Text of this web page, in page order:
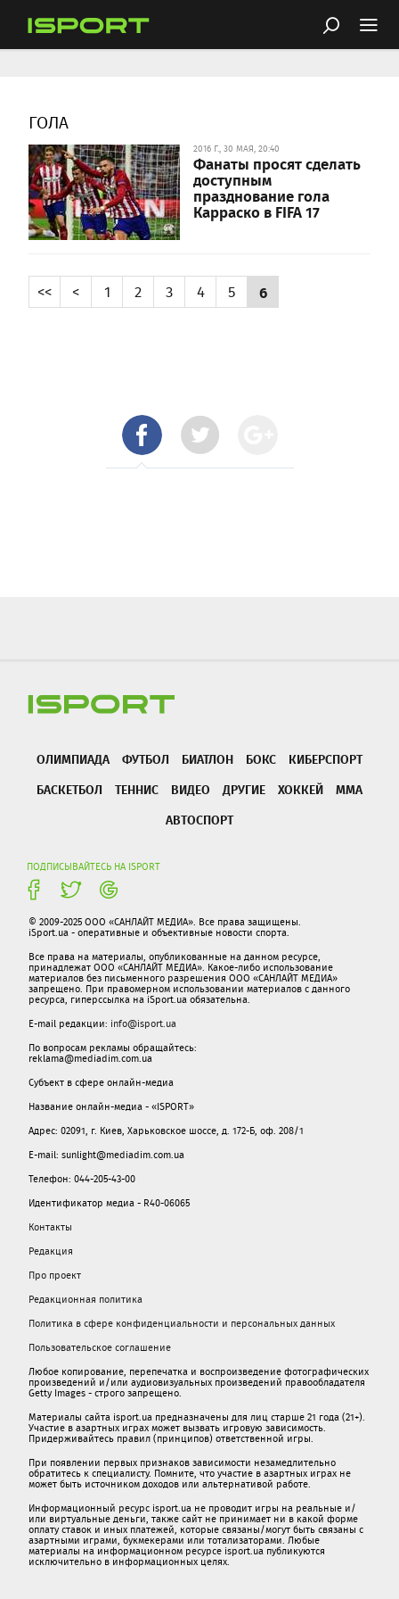
ГОЛА
2016 Г., 30 МАЯ, 20:40
Фанаты просят сделать
доступным
празднование гола
Карраско в FIFA 17
<< < 1 2 3 4 5 6
ОЛИМПИАДА ФУТБОЛ БИАТЛОН БОКС
КИБЕРСПОРТ
БАСКЕТБОЛ
ТЕННИС ВИДЕО ДРУГИЕ ХОККЕЙ
ММА
АВТОСПОРТ
ПОДПИСЫВАЙТЕСЬ НА ISPORT
© 2009-2025 ООО «САНЛАЙТ МЕДИА». Все права защищены.
iSport.ua - оперативные и объективные новости спорта.
Все права на материалы, опубликованные на данном ресурсе,
принадлежат ООО «САНЛАЙТ МЕДИА». Какое-либо использование
материалов без письменного разрешения ООО «САНЛАЙТ МЕДИА»
запрещено. При правомерном использовании материалов с данного
ресурса, гиперссылка на iSport.ua обязательна.
E-mail редакции: info@isport.ua
По вопросам рекламы обращайтесь:
reklama@mediadim.com.ua
Субъект в сфере онлайн-медиа
Название онлайн-медиа - «ISPORT»
Адрес: 02091, г. Киев, Харьковское шоссе, д. 172-Б, оф. 208/1
E-mail: sunlight@mediadim.com.ua
Телефон: 044-205-43-00
Идентификатор медиа - R40-06065
Контакты
Редакция
Про проект
Редакционная политика
Политика в сфере конфиденциальности и персональных данных
Пользовательское соглашение
Любое копирование, перепечатка и воспроизведение фотографических
произведений и/или аудиовизуальных произведений правообладателя
Getty Images - строго запрещено.
Материалы сайта isport.ua предназначены для лиц старше 21 года (21+).
Участие в азартных играх может вызвать игровую зависимость.
Придерживайтесь правил (принципов) ответственной игры.
При появлении первых признаков зависимости незамедлительно
обратитесь к специалисту. Помните, что участие в азартных играх не
может быть источником доходов или альтернативой работе.
Информационный ресурс isport.ua не проводит игры на реальные и/
или виртуальные деньги, также сайт не принимает ни в какой форме
oплaту ставок и иных платежей, которые связаны/могут быть связаны c
азартными игрaми, букмекерами или тотализаторами. Любые
материалы на информационном ресурсе isport.ua публикуютcя
исключительно в информационных целях.